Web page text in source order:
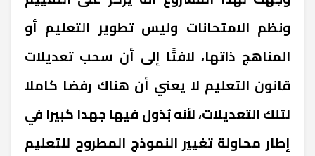
ونظم الامتحانات وليس تطوير التعليم أو
المناهج ذاتها، لافتًا إلى أن سحب تعديلات
قانون التعليم لا يعني أن هناك رفضا كاملا
لتلك التعديلات، لأنه بُذول فيها جهدا كبيرا في
إطار محاولة تغيير النموذج المطروح للتعليم